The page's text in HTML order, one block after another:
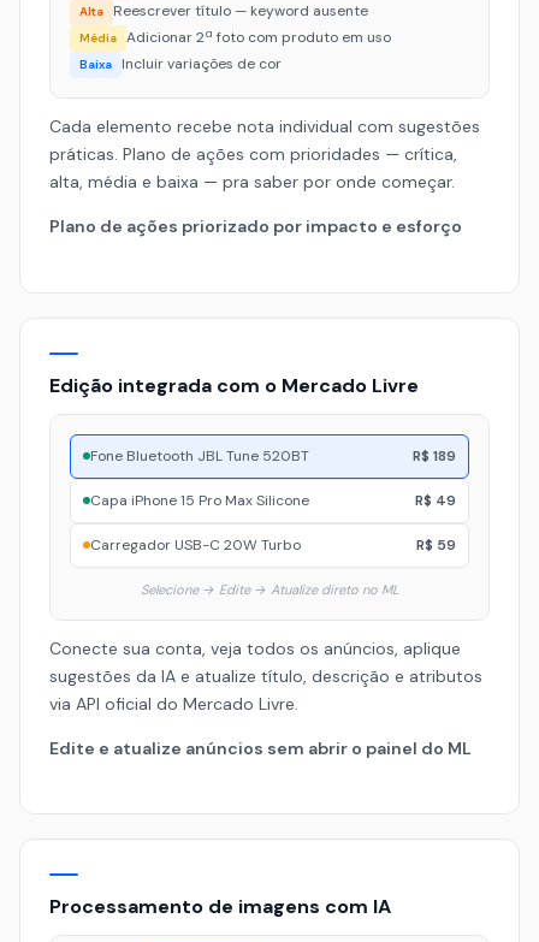
Alta Reescrever título — keyword ausente
Média Adicionar 2ª foto com produto em uso
Baixa Incluir variações de cor
Cada elemento recebe nota individual com sugestões
práticas. Plano de ações com prioridades — crítica,
alta, média e baixa — pra saber por onde começar.
Plano de ações priorizado por impacto e esforço
Edição integrada com o Mercado Livre
Fone Bluetooth JBL Tune 520BT R$ 189
Capa iPhone 15 Pro Max Silicone R$ 49
Carregador USB-C 20W Turbo R$ 59
Selecione → Edite → Atualize direto no ML
Conecte sua conta, veja todos os anúncios, aplique
sugestões da IA e atualize título, descrição e atributos
via API oficial do Mercado Livre.
Edite e atualize anúncios sem abrir o painel do ML
Processamento de imagens com IA